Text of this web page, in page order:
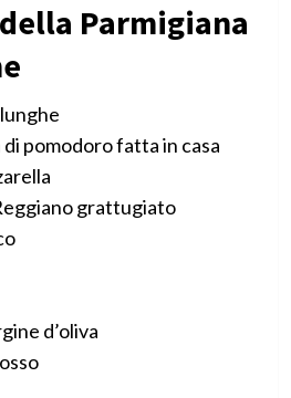
Parmigiana
di pomodoro fatta in casa
grattugiato
d’oliva